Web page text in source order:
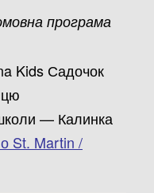
програма
Kids Садочок
— Калинка
St. Martin /